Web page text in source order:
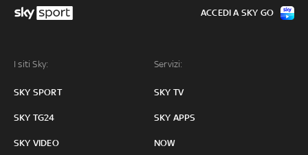
I siti Sky:
SKY SPORT
SKY TG24
SKY VIDEO
Servizi:
SKY TV
SKY APPS
NOW
ACCEDI A SKY GO